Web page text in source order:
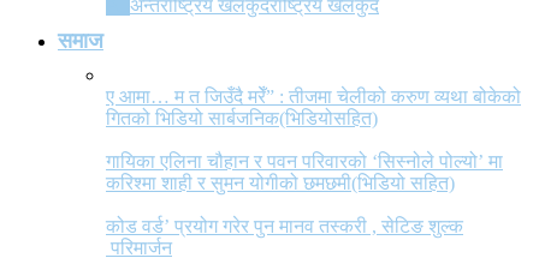
अन्तर्राष्ट्रिय खेलकुदराष्ट्रिय खेलकुद
समाज
ए आमा… म त जिउँदै मरेँ” : तीजमा चेलीको करुण व्यथा बोकेको
गितको भिडियो सार्बजनिक(भिडियोसहित)
गायिका एलिना चौहान र पवन परिवारको ‘सिस्नोले पोल्यो’ मा
करिश्मा शाही र सुमन योगीको छमछमी(भिडियो सहित)
कोड वर्ड’ प्रयोग गरेर पुन मानव तस्करी , सेटिङ शुल्क
परिमार्जन